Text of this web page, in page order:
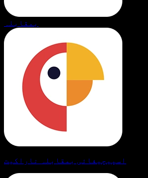
بمقابلہ
اسپیچیفائی بمقابلہ ناراکیت